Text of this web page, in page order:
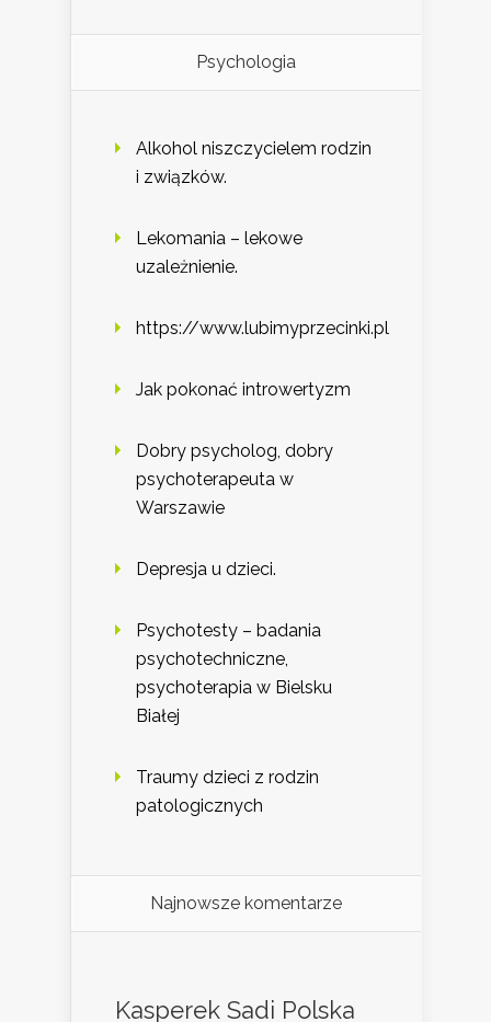
Psychologia
Alkohol niszczycielem rodzin
i związków.
Lekomania – lekowe
uzależnienie.
https://www.lubimyprzecinki.pl
Jak pokonać introwertyzm
Dobry psycholog, dobry
psychoterapeuta w
Warszawie
Depresja u dzieci.
Psychotesty – badania
psychotechniczne,
psychoterapia w Bielsku
Białej
Traumy dzieci z rodzin
patologicznych
Najnowsze komentarze
Kasperek Sadi Polska